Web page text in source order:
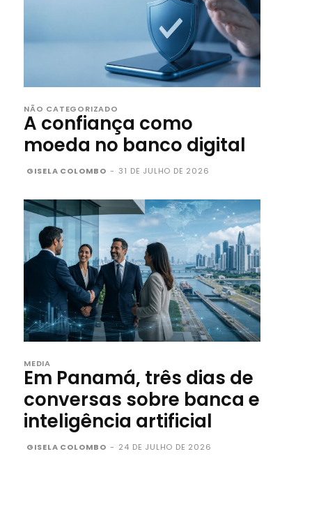
NÃO CATEGORIZADO
A confiança como
moeda no banco digital
GISELA COLOMBO - 31 DE JULHO DE 2026
MEDIA
Em Panamá, três dias de
conversas sobre banca e
inteligência artificial
GISELA COLOMBO - 24 DE JULHO DE 2026